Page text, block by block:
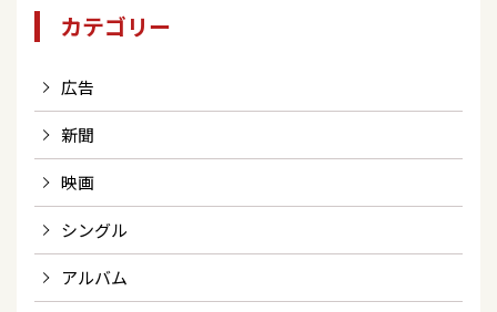
カテゴリー
広告
新聞
映画
シングル
アルバム